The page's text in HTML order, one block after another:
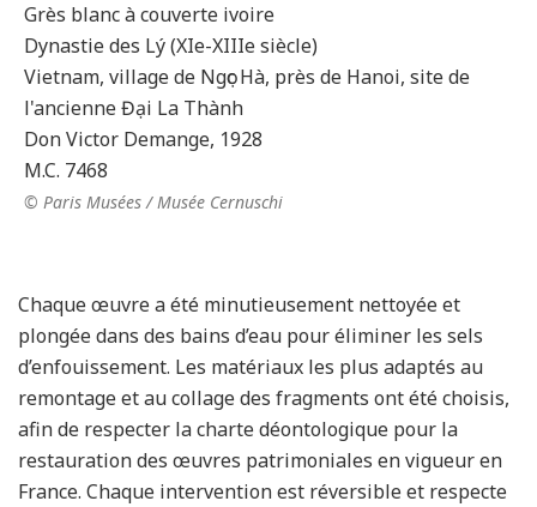
Grès blanc à couverte ivoire
Dynastie des Lý (XIe-XIIIe siècle)
Vietnam, village de Ngọc Hà, près de Hanoi, site de
l'ancienne Đại La Thành
Don Victor Demange, 1928
M.C. 7468
© Paris Musées / Musée Cernuschi
Chaque œuvre a été minutieusement nettoyée et
plongée dans des bains d’eau pour éliminer les sels
d’enfouissement. Les matériaux les plus adaptés au
remontage et au collage des fragments ont été choisis,
afin de respecter la charte déontologique pour la
restauration des œuvres patrimoniales en vigueur en
France. Chaque intervention est réversible et respecte